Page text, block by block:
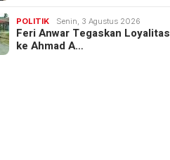
POLITIK Senin, 3 Agustus 2026
Feri Anwar Tegaskan Loyalitas
ke Ahmad A…